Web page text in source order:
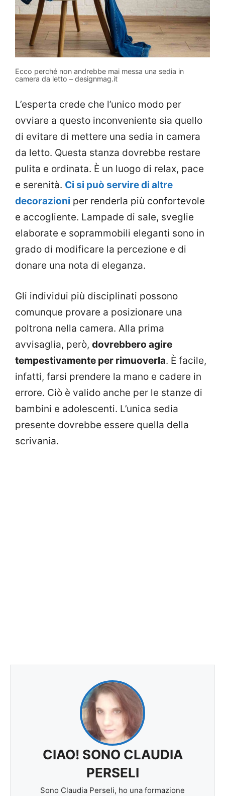
Ecco perché non andrebbe mai messa una sedia in
camera da letto – designmag.it
L’esperta crede che l’unico modo per
ovviare a questo inconveniente sia quello
di evitare di mettere una sedia in camera
da letto. Questa stanza dovrebbe restare
pulita e ordinata. È un luogo di relax, pace
e serenità. Ci si può servire di altre
decorazioni per renderla più confortevole
e accogliente. Lampade di sale, sveglie
elaborate e soprammobili eleganti sono in
grado di modificare la percezione e di
donare una nota di eleganza.
Gli individui più disciplinati possono
comunque provare a posizionare una
poltrona nella camera. Alla prima
avvisaglia, però, dovrebbero agire
tempestivamente per rimuoverla. È facile,
infatti, farsi prendere la mano e cadere in
errore. Ciò è valido anche per le stanze di
bambini e adolescenti. L’unica sedia
presente dovrebbe essere quella della
scrivania.
CIAO! SONO CLAUDIA
PERSELI
Sono Claudia Perseli, ho una formazione